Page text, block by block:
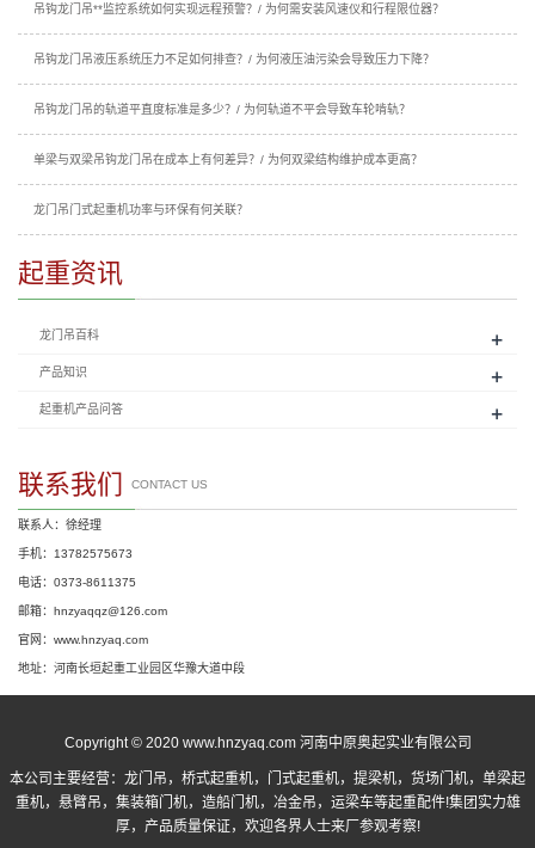
吊钩龙门吊**监控系统如何实现远程预警？/ 为何需安装风速仪和行程限位器？
吊钩龙门吊液压系统压力不足如何排查？/ 为何液压油污染会导致压力下降？
吊钩龙门吊的轨道平直度标准是多少？/ 为何轨道不平会导致车轮啃轨？
单梁与双梁吊钩龙门吊在成本上有何差异？/ 为何双梁结构维护成本更高？
龙门吊门式起重机功率与环保有何关联？
起重资讯
龙门吊百科 +
产品知识 +
起重机产品问答 +
联系我们 CONTACT US
联系人：徐经理
手机：13782575673
电话：0373-8611375
邮箱：hnzyaqqz@126.com
官网：www.hnzyaq.com
地址：河南长垣起重工业园区华豫大道中段
Copyright © 2020 www.hnzyaq.com 河南中原奥起实业有限公司
本公司主要经营： 龙门吊 ， 桥式起重机， 门式起重机，提梁机，货场门机，单梁起
重机，悬臂吊，集装箱门机，造船门机，冶金吊，运梁车等起重配件!集团实力雄
厚，产品质量保证，欢迎各界人士来厂参观考察!